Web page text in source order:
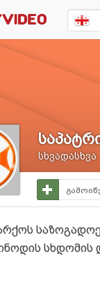
სხვადასხვა
სხდომის